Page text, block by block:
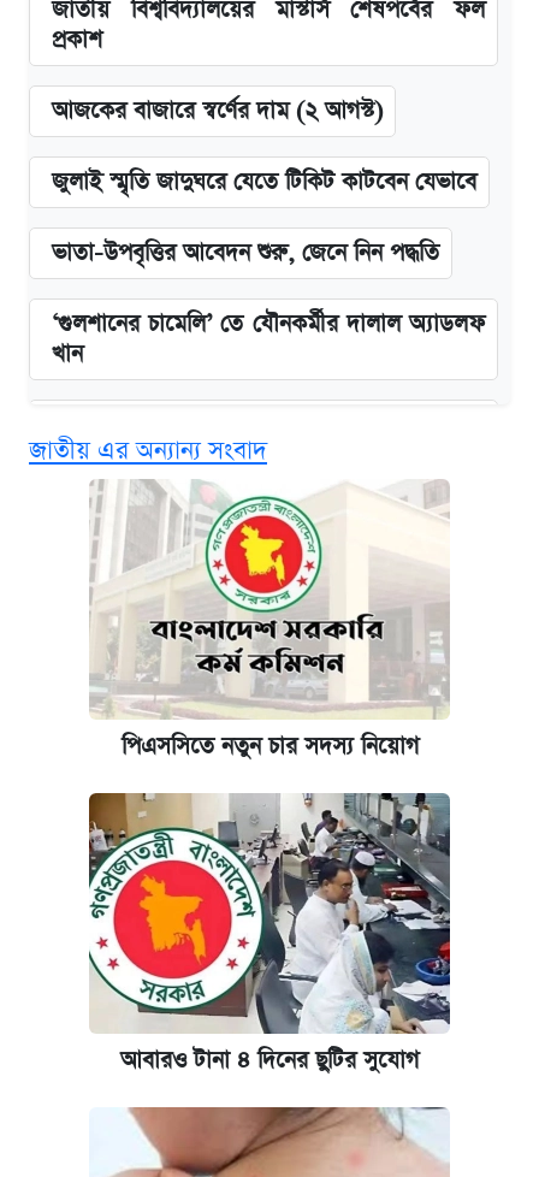
জাতীয় বিশ্ববিদ্যালয়ের মাস্টার্স শেষপর্বের ফল
প্রকাশ
আজকের বাজারে স্বর্ণের দাম (২ আগস্ট)
জুলাই স্মৃতি জাদুঘরে যেতে টিকিট কাটবেন যেভাবে
ভাতা-উপবৃত্তির আবেদন শুরু, জেনে নিন পদ্ধতি
‘গুলশানের চামেলি’ তে যৌনকর্মীর দালাল অ্যাডলফ
খান
দাম ও ফিচার
কবে শুরু হচ্ছে ঢাবির ভর্তি আবেদন, জানাল কর্তৃপক্ষ
নবম জাতীয় পে-স্কেল নিয়ে সর্বশেষ যা জানা গেল
কবে হবে মেডিকেল ভর্তি পরীক্ষা, জানা গেল যা
আজকের বাজারে স্বর্ণ-রুপার দাম (৫ আগস্ট)
আজকের বাজারে স্বর্ণের দাম (৪ আগস্ট)
পাঁচ দপ্তরে নতুন সচিব নিয়োগ দিল সরকার
রাষ্ট্রবিরোধী কর্মকাণ্ড: ঢাবির কয়েকজন শিক্ষকের
বিরুদ্ধে ব্যবস্থা
আজকের বাজারে স্বর্ণের দাম (৬ আগস্ট)
কেমব্রিজ বিশ্ববিদ্যালয়ের এমবিএ স্কলারশিপে
আবেদন শুরু
জাতীয় এর অন্যান্য সংবাদ
পিএসসিতে নতুন চার সদস্য নিয়োগ
আবারও টানা ৪ দিনের ছুটির সুযোগ